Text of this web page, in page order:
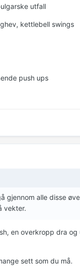
utfall
kettlebell swings
push ups
gjennom alle disse
vekter.
en overkropp dra
sett som du må.